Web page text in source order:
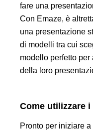
fare una
Con Emaze, è
una presentazione
di modelli tra cui
modello perfetto
della loro
Come utilizzare
Pronto per iniziare